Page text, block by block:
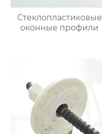
Стеклопластиковые
оконные профили